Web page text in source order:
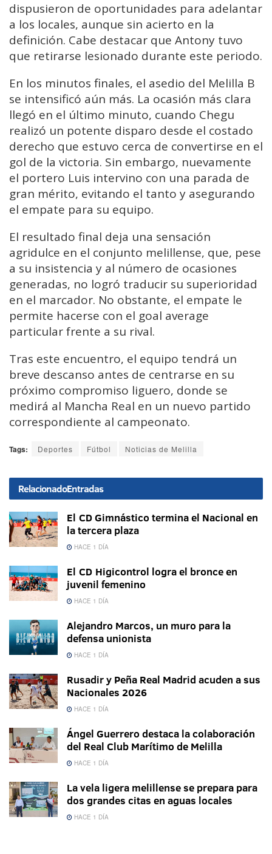
dispusieron de oportunidades para adelantar
a los locales, aunque sin acierto en la
definición. Cabe destacar que Antony tuvo
que retirarse lesionado durante este periodo.
En los minutos finales, el asedio del Melilla B
se intensificó aún más. La ocasión más clara
llegó en el último minuto, cuando Chegu
realizó un potente disparo desde el costado
derecho que estuvo cerca de convertirse en el
gol de la victoria. Sin embargo, nuevamente
el portero Luis intervino con una parada de
gran mérito, evitando el tanto y asegurando
el empate para su equipo.
El resultado final deja una sensación
agridulce en el conjunto melillense, que, pese
a su insistencia y al número de ocasiones
generadas, no logró traducir su superioridad
en el marcador. No obstante, el empate le
permite hacerse con el goal average
particular frente a su rival.
Tras este encuentro, el equipo tendrá un
breve descanso antes de centrarse en su
próximo compromiso liguero, donde se
medirá al Mancha Real en un nuevo partido
correspondiente al campeonato.
Tags: Deportes Fútbol Noticias de Melilla
RelacionadoEntradas
El CD Gimnástico termina el Nacional en
la tercera plaza
HACE 1 DÍA
El CD Higicontrol logra el bronce en
juvenil femenino
HACE 1 DÍA
Alejandro Marcos, un muro para la
defensa unionista
HACE 1 DÍA
Rusadir y Peña Real Madrid acuden a sus
Nacionales 2026
HACE 1 DÍA
Ángel Guerrero destaca la colaboración
del Real Club Marítimo de Melilla
HACE 1 DÍA
La vela ligera melillense se prepara para
dos grandes citas en aguas locales
HACE 1 DÍA